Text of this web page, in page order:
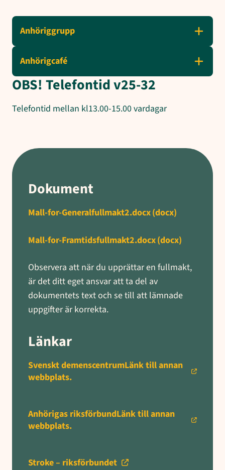
Anhöriggrupp
Anhörigcafé
OBS! Telefontid v25-32
Telefontid mellan kl13.00-15.00 vardagar
Dokument
Mall-for-Generalfullmakt2.docx(docx)
Mall-for-Framtidsfullmakt2.docx(docx)
Observera att när du upprättar en fullmakt,
är det ditt eget ansvar att ta del av
dokumentets text och se till att lämnade
uppgifter är korrekta.
Länkar
Svenskt demenscentrumLänk till annan
webbplats.
Anhörigas riksförbundLänk till annan
webbplats.
Stroke – riksförbundet